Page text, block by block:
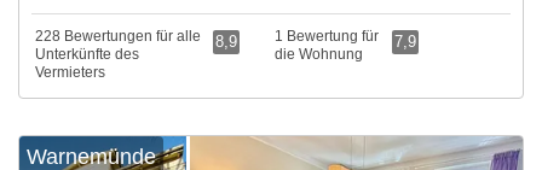
228 Bewertungen für alle
Unterkünfte des
Vermieters
8,9
1 Bewertung für
die Wohnung
7,9
Warnemünde